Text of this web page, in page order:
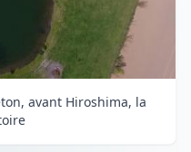
avant Hiroshima, la